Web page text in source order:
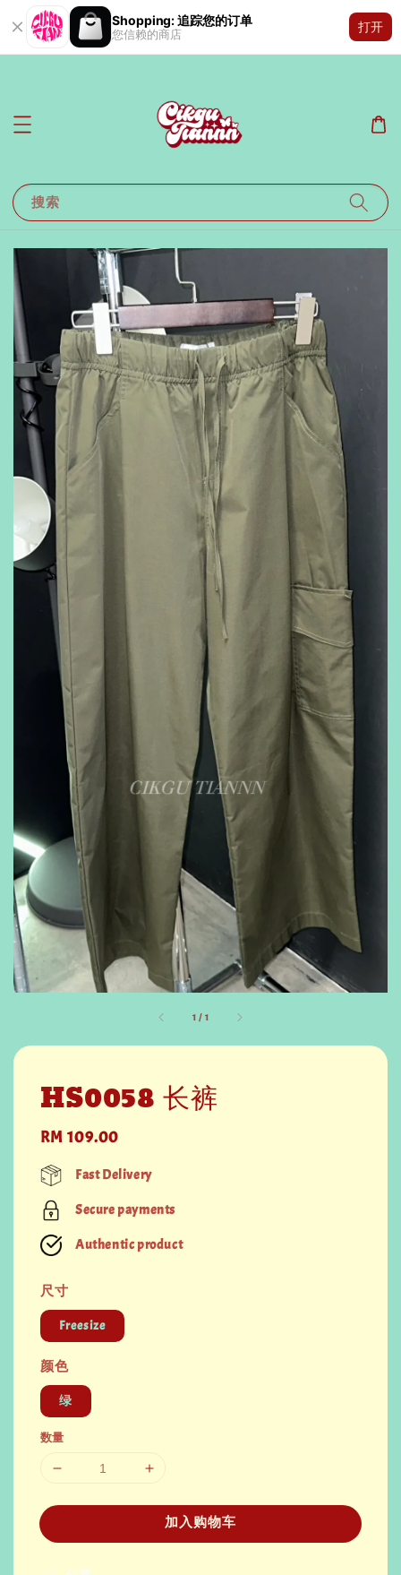
Shopping: 追踪您的订单
您信赖的商店
打开
搜索
1 / 1
HS0058 长裤
Regular
price
RM 109.00
Fast Delivery
Secure payments
Authentic product
尺寸
Freesize
颜色
绿
数量
加入购物车